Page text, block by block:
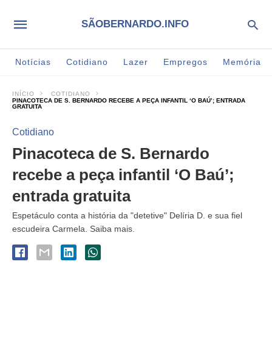
SÃOBERNARDO.INFO
Notícias Cotidiano Lazer Empregos Memória
INÍCIO
COTIDIANO
PINACOTECA DE S. BERNARDO RECEBE A PEÇA INFANTIL ‘O BAÚ’; ENTRADA
GRATUITA
Cotidiano
Pinacoteca de S. Bernardo
recebe a peça infantil ‘O Baú’;
entrada gratuita
Espetáculo conta a história da "detetive" Delíria D. e sua fiel
escudeira Carmela. Saiba mais.